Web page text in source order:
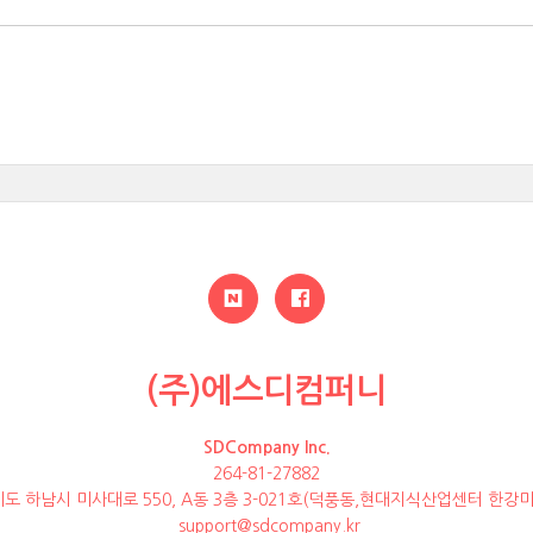
(주)에스디컴퍼니
SDCompany Inc.
264-81-27882
도 하남시 미사대로 550, A동 3층 3-021호(덕풍동,현대지식산업센터 한강
support@sdcompany.kr